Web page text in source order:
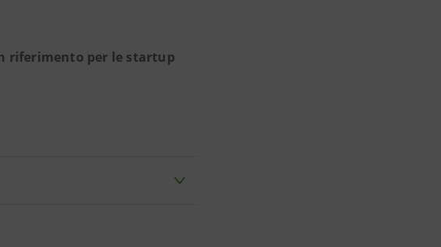
riferimento per le startup